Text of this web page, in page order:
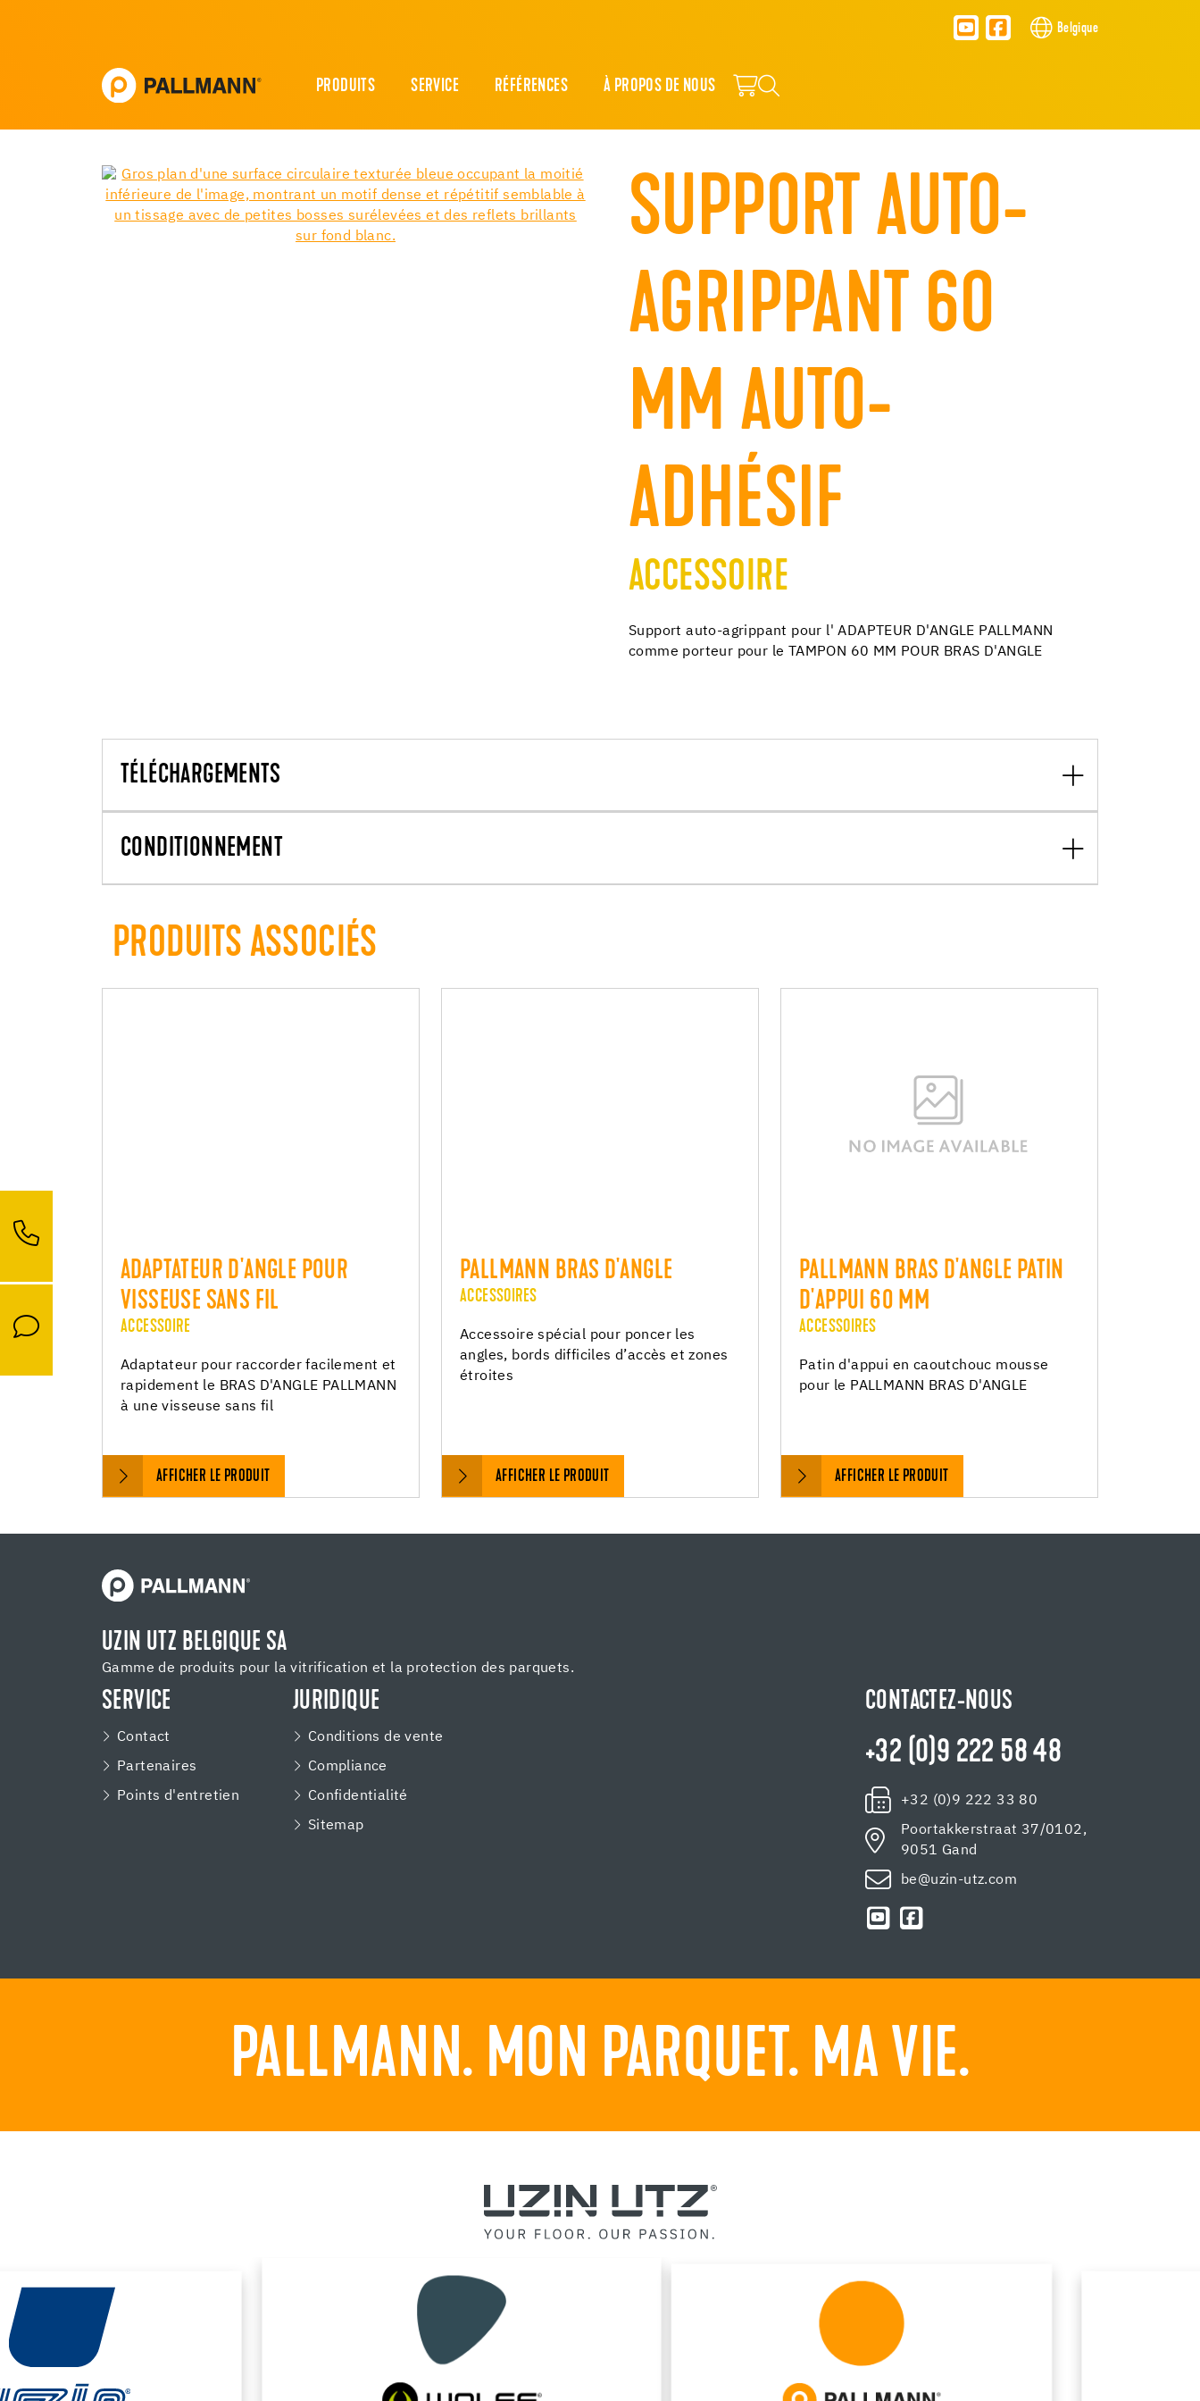
Belgique
PRODUITS SERVICE RÉFÉRENCES À PROPOS DE NOUS
SUPPORT AUTO-
AGRIPPANT 60
MM AUTO-
ADHÉSIF
ACCESSOIRE
Support auto-agrippant pour l' ADAPTEUR D'ANGLE PALLMANN
comme porteur pour le TAMPON 60 MM POUR BRAS D'ANGLE
TÉLÉCHARGEMENTS
CONDITIONNEMENT
PRODUITS ASSOCIÉS
ADAPTATEUR D'ANGLE POUR
VISSEUSE SANS FIL
ACCESSOIRE
Adaptateur pour raccorder facilement et
rapidement le BRAS D'ANGLE PALLMANN
à une visseuse sans fil
AFFICHER LE PRODUIT
PALLMANN BRAS D'ANGLE
ACCESSOIRES
Accessoire spécial pour poncer les
angles, bords difficiles d’accès et zones
étroites
AFFICHER LE PRODUIT
PALLMANN BRAS D'ANGLE PATIN
D'APPUI 60 MM
ACCESSOIRES
Patin d'appui en caoutchouc mousse
pour le PALLMANN BRAS D'ANGLE
AFFICHER LE PRODUIT
UZIN UTZ BELGIQUE SA
Gamme de produits pour la vitrification et la protection des parquets.
SERVICE
Contact
Partenaires
Points d'entretien
JURIDIQUE
Conditions de vente
Compliance
Confidentialité
Sitemap
CONTACTEZ-NOUS
+32 (0)9 222 58 48
+32 (0)9 222 33 80
Poortakkerstraat 37/0102,
9051 Gand
be@uzin-utz.com
PALLMANN. MON PARQUET. MA VIE.